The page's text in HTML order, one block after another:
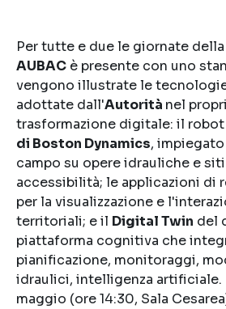
Per tutte e due le giornate
AUBAC è presente con uno
vengono illustrate le
adottate dall'Autorità nel
trasformazione digitale: il
di Boston Dynamics,
campo su opere idrauliche e
accessibilità; le applicazioni di
per la visualizzazione e
territoriali; e il Digital Twin del
piattaforma cognitiva che
pianificazione, monitoraggi,
idraulici, intelligenza artificiale.
maggio (ore 14:30, Sala